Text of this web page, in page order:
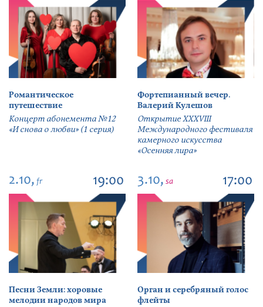
Романтическое
путешествие
Концерт абонемента №12
«И снова о любви» (1 серия)
Фортепианный вечер.
Валерий Кулешов
Открытие ХХХVIII
Международного фестиваля
камерного искусства
«Осенняя лира»
2.10, fr 19:00
Песни Земли: хоровые
мелодии народов мира
3.10, sa 17:00
Орган и серебряный голос
флейты